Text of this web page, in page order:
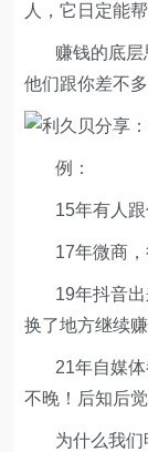
人，它日定能
赚钱的底层
他们跟你差不多
例：
15年有人跟
17年微商，
19年抖音出
换了地方继续赚
21年自媒体
不晚！后知后觉
为什么我们